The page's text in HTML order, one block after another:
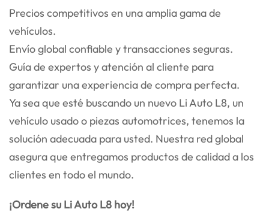
Precios competitivos en una amplia gama de
vehículos.
Envío global confiable y transacciones seguras.
Guía de expertos y atención al cliente para
garantizar una experiencia de compra perfecta.
Ya sea que esté buscando un nuevo Li Auto L8, un
vehículo usado o piezas automotrices, tenemos la
solución adecuada para usted. Nuestra red global
asegura que entregamos productos de calidad a los
clientes en todo el mundo.
¡Ordene su Li Auto L8 hoy!